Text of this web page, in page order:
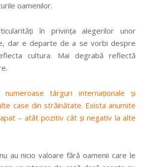
oamenilor.
în privința alegerilor unor
dar e departe de a se vorbi despre
cultura. Mai degrabă reflectă
târguri internaționale și
case din străinătate. Exista anumite
– atât pozitiv cât și negativ la alte
au nicio valoare fără oamenii care le